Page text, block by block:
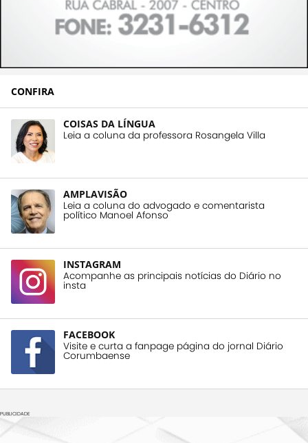
CONFIRA
COISAS DA LÍNGUA
Leia a coluna da professora Rosangela Villa
AMPLAVISÃO
Leia a coluna do advogado e comentarista
político Manoel Afonso
INSTAGRAM
Acompanhe as principais notícias do Diário no
insta
FACEBOOK
Visite e curta a fanpage página do jornal Diário
Corumbaense
PUBLICIDADE